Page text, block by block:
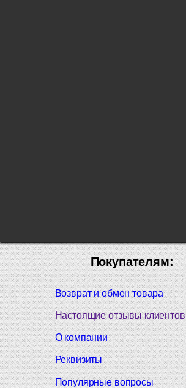
Покупателям:
Возврат и обмен товара
Настоящие отзывы клиентов
О компании
Реквизиты
Популярные вопросы